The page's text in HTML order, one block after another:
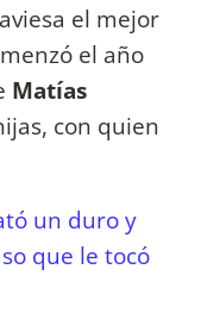
el mejor
el año
Matías
con quien
un duro y
que le tocó